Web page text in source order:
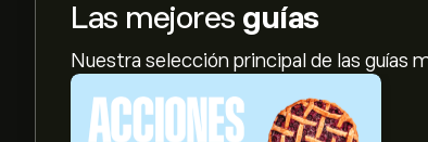
Las mejores guías
Nuestra selección principal de las guías